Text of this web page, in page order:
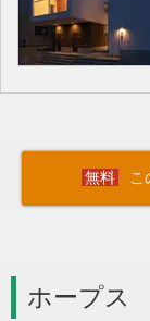
こ
ホープス